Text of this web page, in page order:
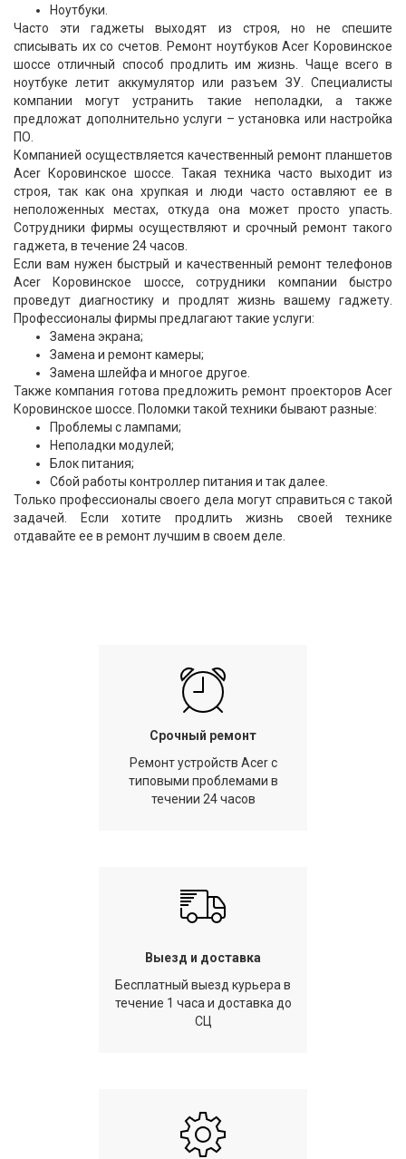
Ноутбуки.
Часто эти гаджеты выходят из строя, но не спешите
списывать их со счетов. Ремонт ноутбуков Acer Коровинское
шоссе отличный способ продлить им жизнь. Чаще всего в
ноутбуке летит аккумулятор или разъем ЗУ. Специалисты
компании могут устранить такие неполадки, а также
предложат дополнительно услуги – установка или настройка
ПО.
Компанией осуществляется качественный ремонт планшетов
Acer Коровинское шоссе. Такая техника часто выходит из
строя, так как она хрупкая и люди часто оставляют ее в
неположенных местах, откуда она может просто упасть.
Сотрудники фирмы осуществляют и срочный ремонт такого
гаджета, в течение 24 часов.
Если вам нужен быстрый и качественный ремонт телефонов
Acer Коровинское шоссе, сотрудники компании быстро
проведут диагностику и продлят жизнь вашему гаджету.
Профессионалы фирмы предлагают такие услуги:
Замена экрана;
Замена и ремонт камеры;
Замена шлейфа и многое другое.
Также компания готова предложить ремонт проекторов Acer
Коровинское шоссе. Поломки такой техники бывают разные:
Проблемы с лампами;
Неполадки модулей;
Блок питания;
Сбой работы контроллер питания и так далее.
Только профессионалы своего дела могут справиться с такой
задачей. Если хотите продлить жизнь своей технике
отдавайте ее в ремонт лучшим в своем деле.
Срочный ремонт
Ремонт устройств Acer с
типовыми проблемами в
течении 24 часов
Выезд и доставка
Бесплатный выезд курьера в
течение 1 часа и доставка до
СЦ